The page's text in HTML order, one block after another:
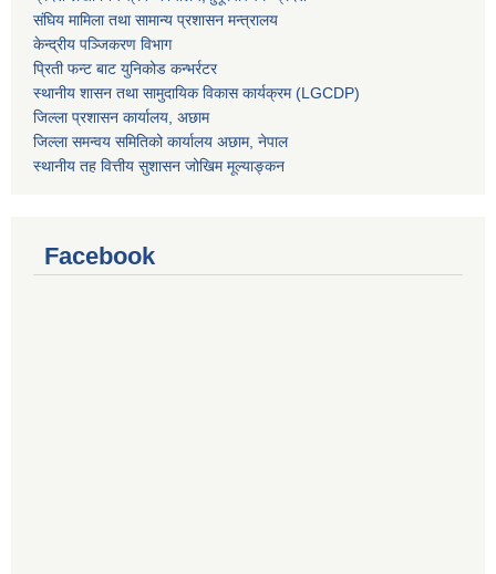
संघिय मामिला तथा सामान्य प्रशासन मन्त्रालय
केन्द्रीय पञ्जिकरण विभाग
प्रिती फन्ट बाट युनिकोड कन्भर्रटर
स्थानीय शासन तथा सामुदायिक विकास कार्यक्रम (LGCDP)
जिल्ला प्रशासन कार्यालय, अछाम
जिल्ला समन्वय समितिको कार्यालय अछाम, नेपाल
स्थानीय तह वित्तीय सुशासन जोखिम मूल्याङ्कन
Facebook